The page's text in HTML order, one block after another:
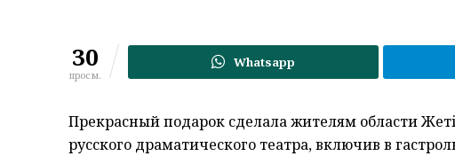
30
просм.
Whatsapp
Прекрасный подарок сделала жителям области
русского драматического театра, включив в